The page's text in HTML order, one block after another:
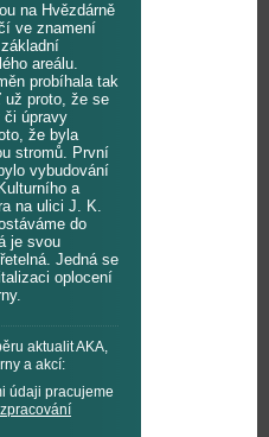
na Hvězdárně
ve znamení
areálu.
probíhala tak
proto, že se
či úpravy
že byla
stromů. První
vybudování
a
na ulici J. K.
do
je svou
Jedná se
oplocení
aktualit AKA,
a akcí:
údaji pracujeme